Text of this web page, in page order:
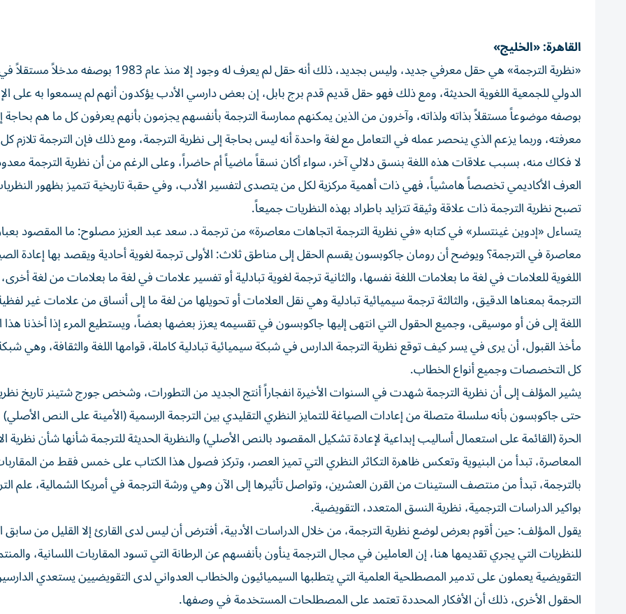
القاهرة: «الخليج»
«نظرية الترجمة» هي حقل معرفي جديد، وليس بجديد، ذلك أنه حقل لم يعرف له وجود إلا منذ عام
الدولي للجمعية اللغوية الحديثة، ومع ذلك فهو حقل قديم قدم برج بابل، إن بعض دارسي الأدب يؤكدون أنهم لم يسمعوا به على
بوصفه موضوعاً مستقلاً بذاته ولذاته، وآخرون من الذين يمكنهم ممارسة الترجمة بأنفسهم يجزمون بأنهم يعرفون كل ما هم بحاجة
معرفته، وربما يزعم الذي ينحصر عمله في التعامل مع لغة واحدة أنه ليس بحاجة إلى نظرية الترجمة، ومع ذلك فإن الترجمة تلازم
لا فكاك منه، بسبب علاقات هذه اللغة بنسق دلالي آخر، سواء أكان نسقاً ماضياً أم حاضراً، وعلى الرغم من أن نظرية الترجمة
العرف الأكاديمي تخصصاً هامشياً، فهي ذات أهمية مركزية لكل من يتصدى لتفسير الأدب، وفي حقبة تاريخية تتميز بظهور
تصبح نظرية الترجمة ذات علاقة وثيقة تتزايد باطراد بهذه النظريات جميعاً.
يتساءل «إدوين غينتسلر» في كتابه «في نظرية الترجمة اتجاهات معاصرة» من ترجمة د. سعد عبد العزيز مصلوح: ما المقصود
معاصرة في الترجمة؟ ويوضح أن رومان جاكوبسون يقسم الحقل إلى مناطق ثلاث: الأولى ترجمة لغوية أحادية ويقصد بها إعادة
اللغوية للعلامات في لغة ما بعلامات اللغة نفسها، والثانية ترجمة لغوية تبادلية أو تفسير علامات في لغة ما بعلامات من لغة
الترجمة بمعناها الدقيق، والثالثة ترجمة سيميائية تبادلية وهي نقل العلامات أو تحويلها من لغة ما إلى أنساق من علامات غير
اللغة إلى فن أو موسيقى، وجميع الحقول التي انتهى إليها جاكوبسون في تقسيمه يعزز بعضها بعضاً، ويستطيع المرء إذا أخذنا هذا
مأخذ القبول، أن يرى في يسر كيف توقع نظرية الترجمة الدارس في شبكة سيميائية تبادلية كاملة، قوامها اللغة والثقافة، وهي
كل التخصصات وجميع أنواع الخطاب.
يشير المؤلف إلى أن نظرية الترجمة شهدت في السنوات الأخيرة انفجاراً أنتج الجديد من التطورات، وشخص جورج شتينر تاريخ
حتى جاكوبسون بأنه سلسلة متصلة من إعادات الصياغة للتمايز النظري التقليدي بين الترجمة الرسمية (الأمينة على النص الأصلي)
الحرة (القائمة على استعمال أساليب إبداعية لإعادة تشكيل المقصود بالنص الأصلي) والنظرية الحديثة للترجمة شأنها شأن نظرية
المعاصرة، تبدأ من البنيوية وتعكس ظاهرة التكاثر النظري التي تميز العصر، وتركز فصول هذا الكتاب على خمس فقط من
بالترجمة، تبدأ من منتصف الستينات من القرن العشرين، وتواصل تأثيرها إلى الآن وهي ورشة الترجمة في أمريكا الشمالية، علم
بواكير الدراسات الترجمية، نظرية النسق المتعدد، التقويضية.
يقول المؤلف: حين أقوم بعرض لوضع نظرية الترجمة، من خلال الدراسات الأدبية، أفترض أن ليس لدى القارئ إلا القليل من
للنظريات التي يجري تقديمها هنا، إن العاملين في مجال الترجمة ينأون بأنفسهم عن الرطانة التي تسود المقاربات اللسانية،
التقويضية يعملون على تدمير المصطلحية العلمية التي يتطلبها السيميائيون والخطاب العدواني لدى التقويضيين يستعدي
الحقول الأخرى، ذلك أن الأفكار المحددة تعتمد على المصطلحات المستخدمة في وصفها.